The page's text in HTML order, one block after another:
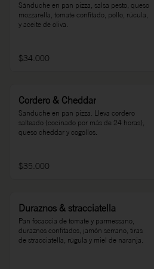
Sánduche en pan pizza, salsa pesto, queso
mozzarella, tomate confitado, pollo, rúcula,
y aceite de oliva.
$34.000
Cordero & Cheddar
Sanduche en pan pizza. Lleva cordero
salteado (cocinado por más de 24 horas),
queso cheddar y cogollos.
$35.000
Duraznos & stracciatella
Pan focaccia de tomate y parmessano,
duraznos confitados, jamón serrano, tiras
de stracciatella, rúgula y miel de naranja.